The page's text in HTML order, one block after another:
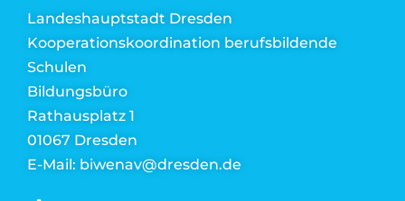
Landeshauptstadt Dresden
Kooperationskoordination berufsbildende
Schulen
Bildungsbüro
Rathausplatz 1
01067 Dresden
E-Mail: biwenav@dresden.de